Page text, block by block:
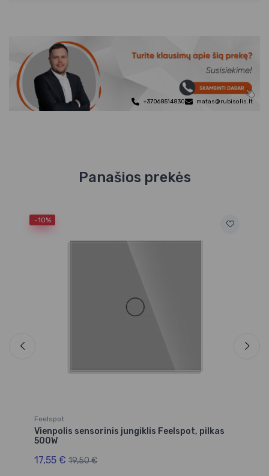
+37068514830 matas@rubisolis.lt
Panašios prekės
-10%
Feelspot
Vienpolis sensorinis jungiklis Feelspot, pilkas
500W
17,55 € 19,50 €